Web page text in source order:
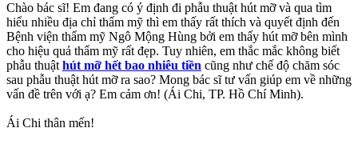
Chào bác sĩ! Em đang có ý định đi phẫu thuật hút mỡ và qua tìm
hiểu nhiều địa chỉ thẩm mỹ thì em thấy rất thích và quyết định đến
Bệnh viện thẩm mỹ Ngô Mộng Hùng bởi em thấy hút mỡ bên mình
cho hiệu quả thẩm mỹ rất đẹp. Tuy nhiên, em thắc mắc không biết
phẫu thuật hút mỡ hết bao nhiêu tiền cũng như chế độ chăm sóc
sau phẫu thuật hút mỡ ra sao? Mong bác sĩ tư vấn giúp em về những
vấn đề trên với ạ? Em cảm ơn! (Ái Chi, TP. Hồ Chí Minh).
Ái Chi thân mến!